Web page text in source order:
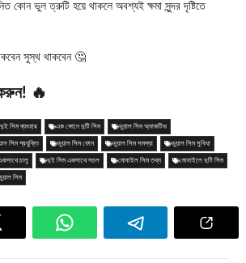
কোন ভুল ত্রুটি হয়ে থাকলে অবশ্যই ক্ষমা সুন্দর দৃষ্টিতে
সুস্থ থাকবেন 🤔
🔥
সিম ব্যবহার এক ফোনে দুটি সিম ডুয়াল সিম অ্যাকটিভ
সিম প্রযুক্তি ডুয়াল সিম ফোন ডুয়াল সিম সমস্যা ডুয়াল সিম সুবিধা
চালু দুই সিম একসাথে সচল মোবাইল সিম তথ্য মোবাইলে দুটি সিম
সিম